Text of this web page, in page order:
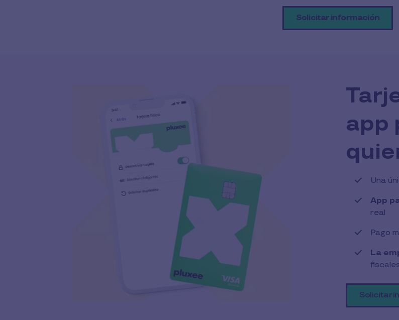
Solicitar información
app
Una
App
real
Pago
La
Solicitar